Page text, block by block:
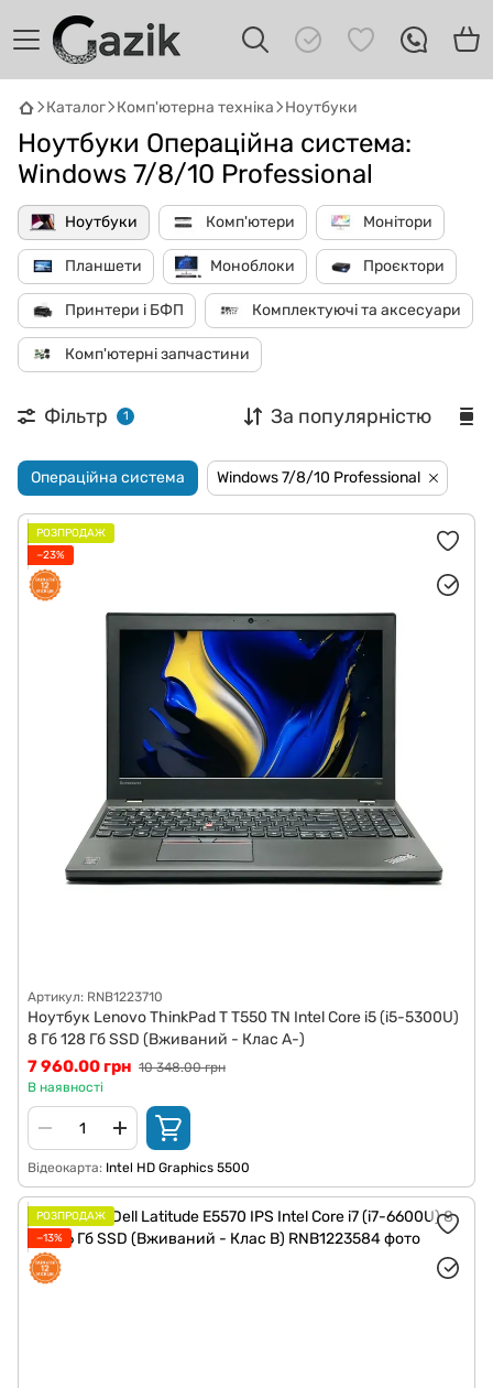
Каталог Комп'ютерна техніка Ноутбуки
Ноутбуки Операційна система:
Windows 7/8/10 Professional
Ноутбуки Комп'ютери Монітори
Планшети Моноблоки Проєктори
Принтери і БФП Комплектуючі та аксесуари
Комп'ютерні запчастини
Фільтр 1 За популярністю
Операційна система Windows 7/8/10 Professional
РОЗПРОДАЖ
−23%
Артикул: RNB1223710
Ноутбук Lenovo ThinkPad T T550 TN Intel Core i5 (i5-5300U)
8 Гб 128 Гб SSD (Вживаний - Клас A-)
7 960.00 грн 10 348.00 грн
В наявності
Відеокарта Intel HD Graphics 5500
РОЗПРОДАЖ
−13%
GAZIKAI
Онлайн · пошук техніки
Привіт! 👋 Я Gazik AI — допоможу
підібрати вживану комп'ютерну техніку.